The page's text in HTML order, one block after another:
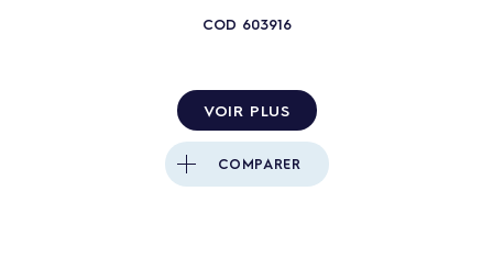
COD 603916
VOIR PLUS
COMPARER